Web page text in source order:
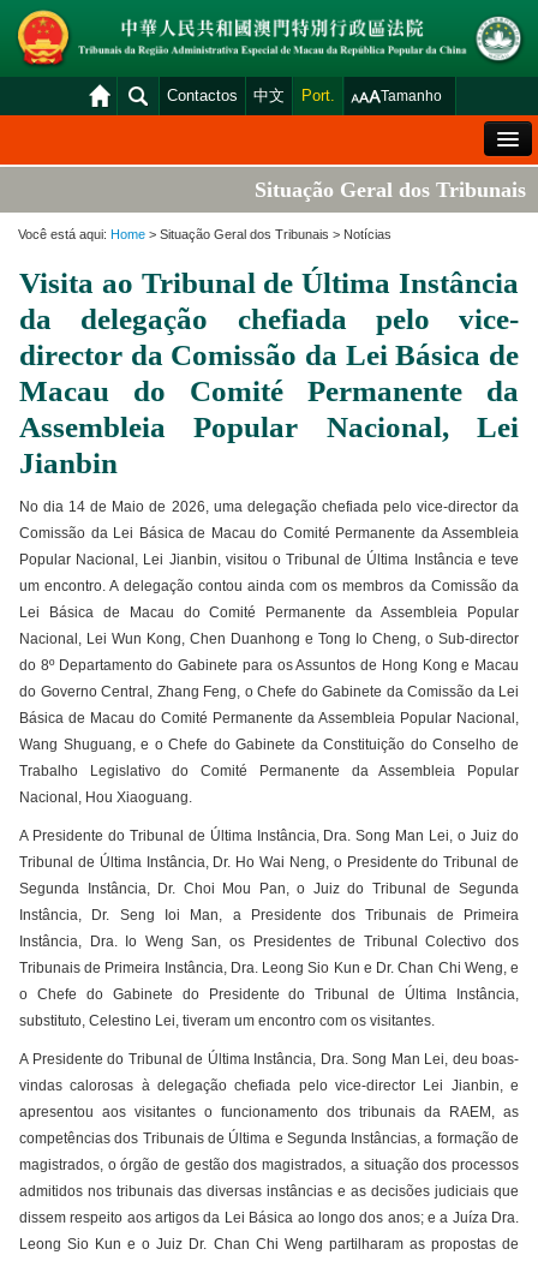
Contactos 中文 Port. Tamanho
Situação Geral dos Tribunais
Venda Judicial
Estatística
Consulta das declarações de rendimentos
Download
Plataforma electrónica dos tribunais
Situação Geral dos Tribunais
Você está aqui: Home > Situação Geral dos Tribunais > Notícias
Visita ao Tribunal de Última Instância
da delegação chefiada pelo vice-
director da Comissão da Lei Básica de
Macau do Comité Permanente da
Assembleia Popular Nacional, Lei
Jianbin
No dia 14 de Maio de 2026, uma delegação chefiada pelo vice-director da
Comissão da Lei Básica de Macau do Comité Permanente da Assembleia
Popular Nacional, Lei Jianbin, visitou o Tribunal de Última Instância e teve
um encontro. A delegação contou ainda com os membros da Comissão da
Lei Básica de Macau do Comité Permanente da Assembleia Popular
Nacional, Lei Wun Kong, Chen Duanhong e Tong Io Cheng, o Sub-director
do 8º Departamento do Gabinete para os Assuntos de Hong Kong e Macau
do Governo Central, Zhang Feng, o Chefe do Gabinete da Comissão da Lei
Básica de Macau do Comité Permanente da Assembleia Popular Nacional,
Wang Shuguang, e o Chefe do Gabinete da Constituição do Conselho de
Trabalho Legislativo do Comité Permanente da Assembleia Popular
Nacional, Hou Xiaoguang.
A Presidente do Tribunal de Última Instância, Dra. Song Man Lei, o Juiz do
Tribunal de Última Instância, Dr. Ho Wai Neng, o Presidente do Tribunal de
Segunda Instância, Dr. Choi Mou Pan, o Juiz do Tribunal de Segunda
Instância, Dr. Seng Ioi Man, a Presidente dos Tribunais de Primeira
Instância, Dra. Io Weng San, os Presidentes de Tribunal Colectivo dos
Tribunais de Primeira Instância, Dra. Leong Sio Kun e Dr. Chan Chi Weng, e
o Chefe do Gabinete do Presidente do Tribunal de Última Instância,
substituto, Celestino Lei, tiveram um encontro com os visitantes.
A Presidente do Tribunal de Última Instância, Dra. Song Man Lei, deu boas-
vindas calorosas à delegação chefiada pelo vice-director Lei Jianbin, e
apresentou aos visitantes o funcionamento dos tribunais da RAEM, as
competências dos Tribunais de Última e Segunda Instâncias, a formação de
magistrados, o órgão de gestão dos magistrados, a situação dos processos
admitidos nos tribunais das diversas instâncias e as decisões judiciais que
dissem respeito aos artigos da Lei Básica ao longo dos anos; e a Juíza Dra.
Leong Sio Kun e o Juiz Dr. Chan Chi Weng partilharam as propostas de